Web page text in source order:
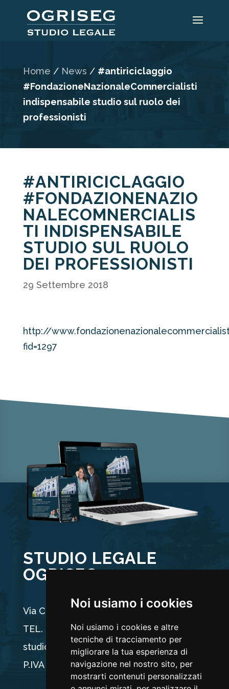
Noi usiamo i cookies
Noi usiamo i cookies e altre
tecniche di tracciamento per
migliorare la tua esperienza di
navigazione nel nostro sito, per
mostrarti contenuti personalizzati
Home / News / #antiriciclaggio
#FondazioneNazionaleComnercialisti
indispensabile studio sul ruolo dei
professionisti
#ANTIRICICLAGGIO
#FONDAZIONENAZIO
NALECOMNERCIALIS
TI INDISPENSABILE
STUDIO SUL RUOLO
DEI PROFESSIONISTI
29 Settembre 2018
http://
fid=1297
STUDIO LEGALE
OGRISEG
Via Carducci 44, 33100 Udine
TEL. +39 0432 512704
studio@ogriseg.legal
P.IVA 02590960304